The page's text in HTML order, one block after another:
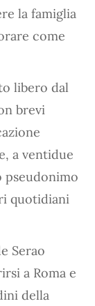
la famiglia
come
libero dal
brevi
a ventidue
pseudonimo
quotidiani
Serao
a Roma e
della